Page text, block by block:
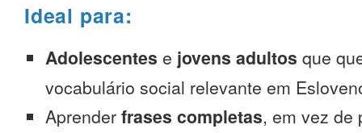
Ideal para:
Adolescentes e jovens adultos que
vocabulário social relevante em
Aprender frases completas, em vez de